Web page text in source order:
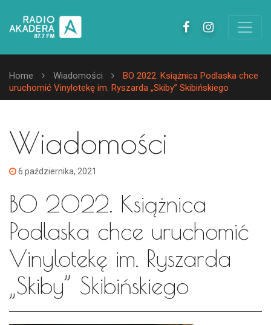
Home Wiadomości
BO 2022. Książnica Podlaska chce
uruchomić Vinylotekę im. Ryszarda „Skiby” Skibińskiego
Wiadomości
6 października, 2021
BO 2022. Książnica
Podlaska chce uruchomić
Vinylotekę im. Ryszarda
„Skiby” Skibińskiego